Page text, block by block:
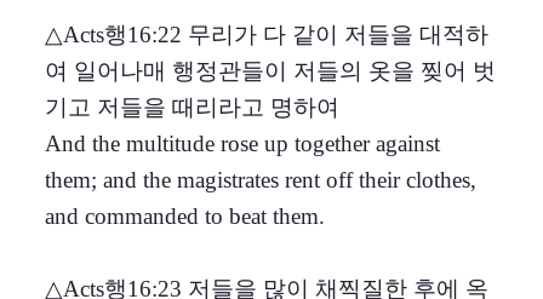
△Acts행16:22 무리가 다 같이 저들을 대적하
여 일어나매 행정관들이 저들의 옷을 찢어 벗
기고 저들을 때리라고 명하여
And the multitude rose up together against
them; and the magistrates rent off their clothes,
and commanded to beat them.
△Acts행16:23 저들을 많이 채찍질한 후에 옥